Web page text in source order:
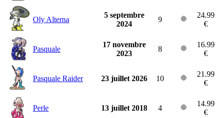
Oly Alterna
5 septembre
2024
9
24.99
€
Pasquale
17 novembre
2023
8
16.99
€
Pasquale Raider 23 juillet 2026 10
21.99
€
Perle 13 juillet 2018 4
14.99
€